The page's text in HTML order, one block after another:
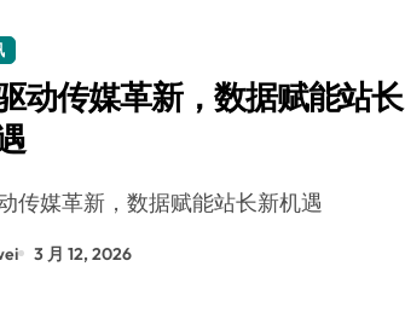
动传媒革新，数据赋能站长
动传媒革新，数据赋能站长新机遇
3 月 12, 2026